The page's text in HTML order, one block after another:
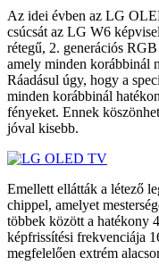
Az idei évben az LG
csúcsát az LG W6
rétegű, 2. generációs
amely minden korábbinál
Ráadásul úgy, hogy a
minden korábbinál
fényeket. Ennek
jóval kisebb.
Emellett ellátták a létező
chippel, amelyet
többek között a hatékony
képfrissítési frekvenciája
megfelelően extrém